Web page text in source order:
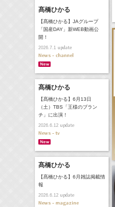
髙橋ひかる
【髙橋ひかる】JAグループ
「国産DAY」新WEB動画公
開！
2026.7.1update
News - channel
髙橋ひかる
【髙橋ひかる】6月13日
（土）TBS「王様のブラン
チ」に出演！
2026.6.12update
News - tv
髙橋ひかる
【髙橋ひかる】6月雑誌掲載情
報
2026.6.12update
News - magazine